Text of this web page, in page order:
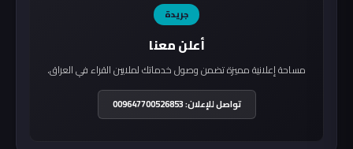
جريدة
أعلن معنا
مساحة إعلانية مميزة تضمن وصول خدماتك لملايين القراء في العراق.
تواصل للإعلان: 009647700526853